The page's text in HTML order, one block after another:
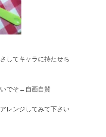
してキャラに持たせち
でそ←自画自賛
レンジしてみて下さい